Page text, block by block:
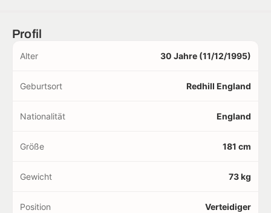
Profil
Alter 30 Jahre (11/12/1995)
Geburtsort Redhill England
Nationalität England
Größe 181 cm
Gewicht 73 kg
Position Verteidiger